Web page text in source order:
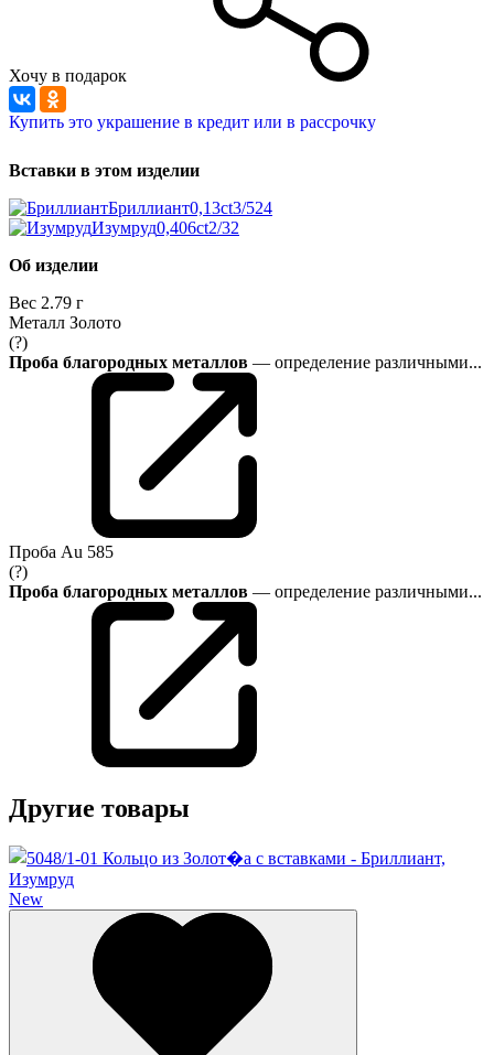
Хочу в подарок
Купить это украшение в кредит или в рассрочку
Вставки в этом изделии
Бриллиант0,13ct3/524
Изумруд0,406ct2/32
Об изделии
Вес 2.79 г
Металл Золото
(?)
Проба благородных металлов — определение различными...
Проба Au 585
(?)
Проба благородных металлов — определение различными...
Другие товары
New